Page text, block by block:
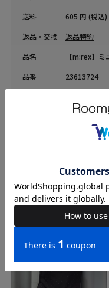
送料
605 円 (税込)
返品・交換
返品特約
品名
【m:rex】
品番
23613724
COORDINATE